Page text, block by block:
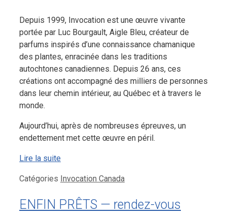
Depuis 1999, Invocation est une œuvre vivante
portée par Luc Bourgault, Aigle Bleu, créateur de
parfums inspirés d’une connaissance chamanique
des plantes, enracinée dans les traditions
autochtones canadiennes. Depuis 26 ans, ces
créations ont accompagné des milliers de personnes
dans leur chemin intérieur, au Québec et à travers le
monde.
Aujourd’hui, après de nombreuses épreuves, un
endettement met cette œuvre en péril.
Lire la suite
Catégories Invocation Canada
ENFIN PRÊTS — rendez-vous